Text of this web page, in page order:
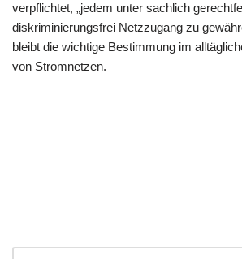
verpflichtet, „jedem unter sachlich
diskriminierungsfrei Netzzugang zu
bleibt die wichtige Bestimmung im
von Stromnetzen.